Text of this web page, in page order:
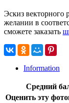
Эскиз векторного
желании в
сможете заказать
Information
Средний
Оценить эту